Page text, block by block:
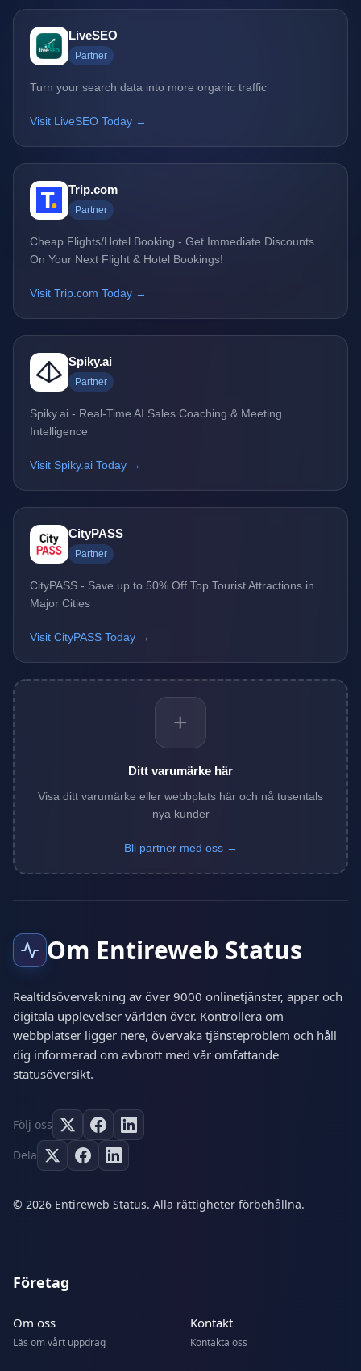
LiveSEO
Partner
Turn your search data into more organic traffic
Visit LiveSEO Today →
Trip.com
Partner
Cheap Flights/Hotel Booking - Get Immediate Discounts
On Your Next Flight & Hotel Bookings!
Visit Trip.com Today →
Spiky.ai
Partner
Spiky.ai - Real-Time AI Sales Coaching & Meeting
Intelligence
Visit Spiky.ai Today →
CityPASS
Partner
CityPASS - Save up to 50% Off Top Tourist Attractions in
Major Cities
Visit CityPASS Today →
+
Ditt varumärke här
Visa ditt varumärke eller webbplats här och nå tusentals
nya kunder
Bli partner med oss →
Om Entireweb Status
Realtidsövervakning av över 9000 onlinetjänster, appar och
digitala upplevelser världen över. Kontrollera om
webbplatser ligger nere, övervaka tjänsteproblem och håll
dig informerad om avbrott med vår omfattande
statusöversikt.
Följ oss
Dela
© 2026 Entireweb Status. Alla rättigheter förbehållna.
Företag
Om oss
Läs om vårt uppdrag
Kontakt
Kontakta oss